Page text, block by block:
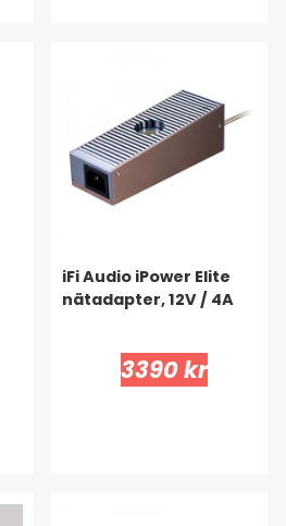
iFi Audio iPower Elite
nätadapter, 12V / 4A
3390 kr